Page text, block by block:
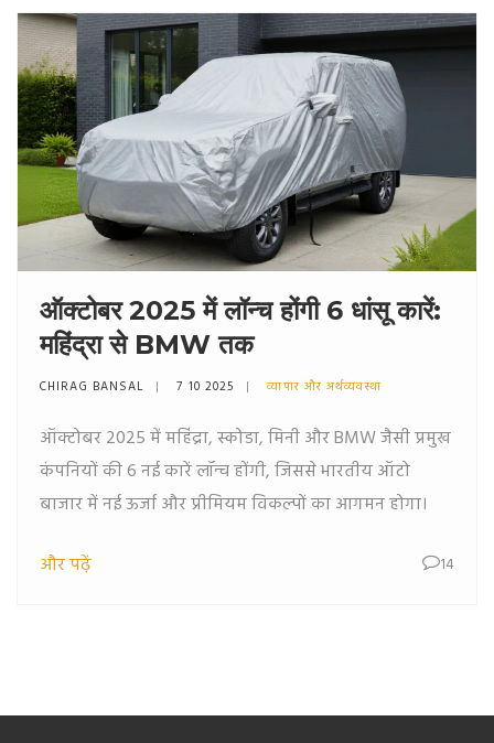
ऑक्टोबर 2025 में लॉन्च होंगी 6 धांसू कारें:
महिंद्रा से BMW तक
CHIRAG BANSAL 7 10 2025 व्यापार और अर्थव्यवस्था
ऑक्टोबर 2025 में महिंद्रा, स्कोडा, मिनी और BMW जैसी प्रमुख
कंपनियों की 6 नई कारें लॉन्च होंगी, जिससे भारतीय ऑटो
बाजार में नई ऊर्जा और प्रीमियम विकल्पों का आगमन होगा।
और पढ़ें 14